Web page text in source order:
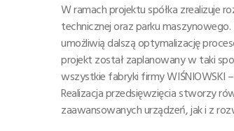
W ramach projektu spółka zrealizuje
technicznej oraz parku
umożliwią dalszą optymalizację
projekt został zaplanowany w taki
wszystkie fabryki firmy WIŚNIOWSKI
Realizacja przedsięwzięcia stworzy
zaawansowanych urządzeń, jak i z